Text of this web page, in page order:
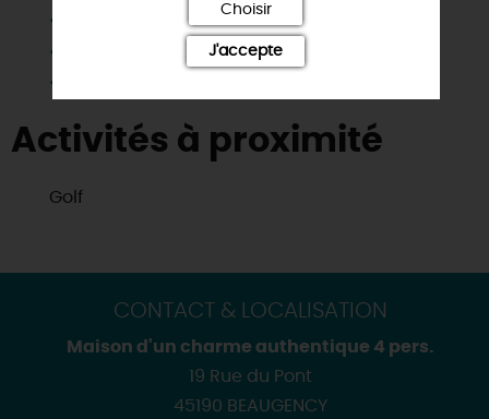
Salle de bain privée
Activités à proximité
Golf
CONTACT & LOCALISATION
Maison d'un charme authentique 4 pers.
19 Rue du Pont
45190 BEAUGENCY
Choisir
J'accepte